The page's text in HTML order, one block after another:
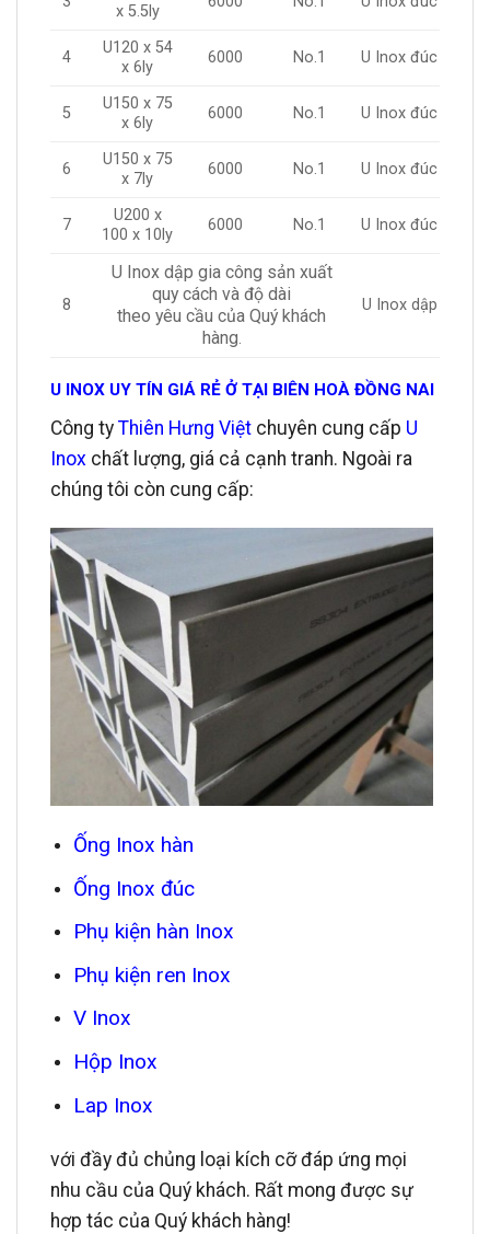
x 5.5ly
4
U120 x 54
x 6ly
6000 No.1 U Inox đúc
5
U150 x 75
x 6ly
6000 No.1 U Inox đúc
6
U150 x 75
x 7ly
6000 No.1 U Inox đúc
7
U200 x
100 x 10ly
6000 No.1 U Inox đúc
8
U Inox dập gia công sản xuất
quy cách và độ dài
theo yêu cầu của Quý khách
hàng.
U Inox dập
U INOX UY TÍN GIÁ RẺ Ở TẠI BIÊN HOÀ ĐỒNG NAI
Công ty Thiên Hưng Việt chuyên cung cấp U
Inox chất lượng, giá cả cạnh tranh. Ngoài ra
chúng tôi còn cung cấp:
Ống Inox hàn
Ống Inox đúc
Phụ kiện hàn Inox
Phụ kiện ren Inox
V Inox
Hộp Inox
Lap Inox
với đầy đủ chủng loại kích cỡ đáp ứng mọi
nhu cầu của Quý khách. Rất mong được sự
hợp tác của Quý khách hàng!